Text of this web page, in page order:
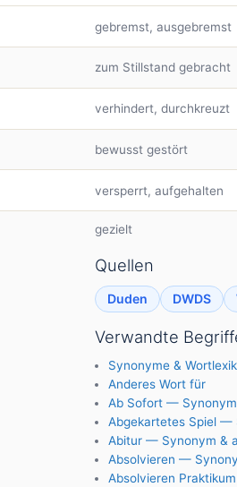
gebremst, ausgebremst
zum Stillstand gebracht
verhindert, durchkreuzt
bewusst gestört
versperrt, aufgehalten
gezielt
Quellen
Duden DWDS
Verwandte
Synonyme &
Anderes Wort für
Ab Sofort —
Abgekartetes Spiel —
Abitur — Synonym &
Absolvieren —
Absolvieren